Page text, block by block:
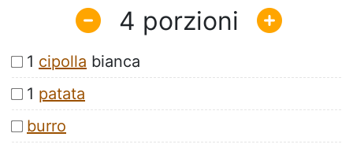
4
1 cipolla bianca
1 patata
burro